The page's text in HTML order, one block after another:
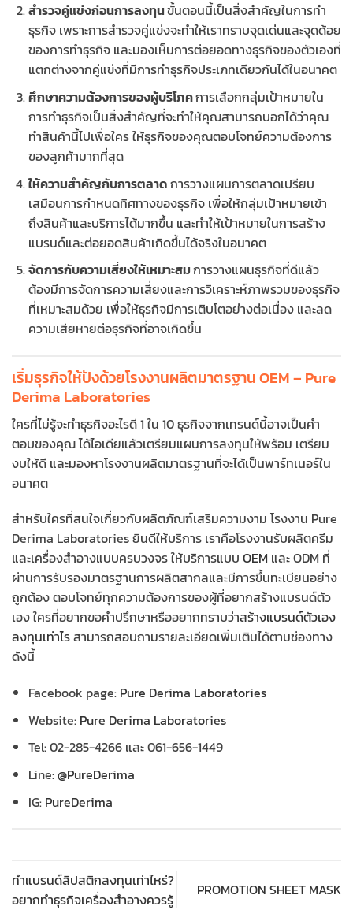
สำรวจคู่แข่งก่อนการลงทุนขั้นตอนนี้เป็นสิ่งสำคัญในการทำ
ธุรกิจ เพราะการสำรวจคู่แข่งจะทำให้เราทราบจุดเด่นและจุดด้อย
ของการทำธุรกิจ และมองเห็นการต่อยอดทางธุรกิจของตัวเองที่
แตกต่างจากคู่แข่งที่มีการทำธุรกิจประเภทเดียวกันได้ในอนาคต
ศึกษาความต้องการของผู้บริโภคการเลือกกลุ่มเป้าหมายใน
การทำธุรกิจเป็นสิ่งสำคัญที่จะทำให้คุณสามารถบอกได้ว่าคุณ
ทำสินค้านี้ไปเพื่อใคร ให้ธุรกิจของคุณตอบโจทย์ความต้องการ
ของลูกค้ามากที่สุด
ให้ความสำคัญกับการตลาดการวางแผนการตลาดเปรียบ
เสมือนการกำหนดทิศทางของธุรกิจ เพื่อให้กลุ่มเป้าหมายเข้า
ถึงสินค้าและบริการได้มากขึ้น และทำให้เป้าหมายในการสร้าง
แบรนด์และต่อยอดสินค้าเกิดขึ้นได้จริงในอนาคต
จัดการกับความเสี่ยงให้เหมาะสมการวางแผนธุรกิจที่ดีแล้ว
ต้องมีการจัดการความเสี่ยงและการวิเคราะห์ภาพรวมของธุรกิจ
ที่เหมาะสมด้วย เพื่อให้ธุรกิจมีการเติบโตอย่างต่อเนื่อง และลด
ความเสียหายต่อธุรกิจที่อาจเกิดขึ้น
เริ่มธุรกิจให้ปังด้วยโรงงานผลิตมาตรฐาน OEM – Pure
Derima Laboratories
ใครที่ไม่รู้จะทำธุรกิจอะไรดี 1 ใน 10 ธุรกิจจากเทรนด์นี้อาจเป็นคำ
ตอบของคุณ ได้ไอเดียแล้วเตรียมแผนการลงทุนให้พร้อม เตรียม
งบให้ดี และมองหาโรงงานผลิตมาตรฐานที่จะได้เป็นพาร์ทเนอร์ใน
อนาคต
สำหรับใครที่สนใจเกี่ยวกับผลิตภัณฑ์เสริมความงาม โรงงาน Pure
Derima Laboratories ยินดีให้บริการ เราคือโรงงานรับผลิตครีม
และเครื่องสำอางแบบครบวงจร ให้บริการแบบ OEM และ ODM ที่
ผ่านการรับรองมาตรฐานการผลิตสากลและมีการขึ้นทะเบียนอย่าง
ถูกต้อง ตอบโจทย์ทุกความต้องการของผู้ที่อยากสร้างแบรนด์ตัว
เอง ใครที่อยากขอคำปรึกษาหรืออยากทราบว่าสร้างแบรนด์ตัวเอง
ลงทุนเท่าไรสามารถสอบถามรายละเอียดเพิ่มเติมได้ตามช่องทาง
ดังนี้
Facebook page: Pure Derima Laboratories
Website: Pure Derima Laboratories
Tel: 02-285-4266 และ 061-656-1449
Line:@PureDerima
IG: PureDerima
ทำแบรนด์ลิปสติกลงทุนเท่าไหร่?
อยากทำธุรกิจเครื่องสำอางควรรู้
PROMOTION SHEET MASK